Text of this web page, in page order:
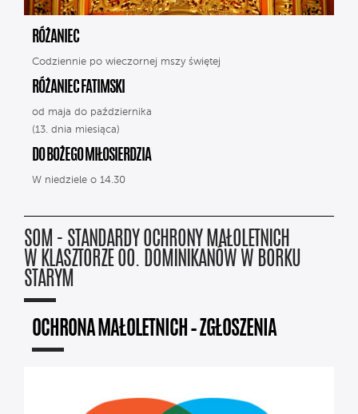
RÓŻANIEC
Codziennie po wieczornej mszy świętej
RÓŻANIEC FATIMSKI
od maja do października
(13. dnia miesiąca)
DO BOŻEGO MIŁOSIERDZIA
W niedziele o 14.30
SOM - STANDARDY OCHRONY MAŁOLETNICH
W KLASZTORZE OO. DOMINIKANÓW W BORKU
STARYM
OCHRONA MAŁOLETNICH – ZGŁOSZENIA